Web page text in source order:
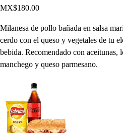
MX$180.00
Milanesa de pollo bañada en salsa
cerdo con el queso y vegetales de tu
bebida. Recomendado con aceitunas,
manchego y queso parmesano.